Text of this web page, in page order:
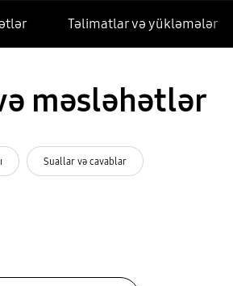
Təlimatlar və yükləmələr
məsləhətlər
Suallar və cavablar